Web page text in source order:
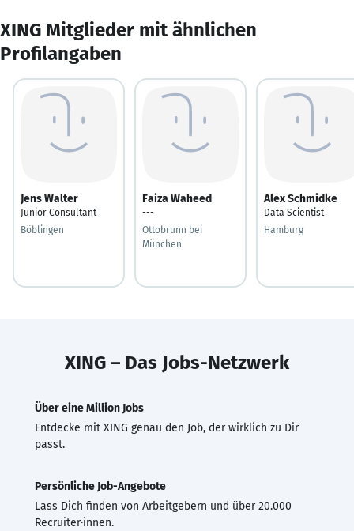
XING Mitglieder mit ähnlichen
Profilangaben
Jens Walter
Junior Consultant
Böblingen
Faiza Waheed
---
Ottobrunn bei
München
Alex Schmidke
Data Scientist
Hamburg
XING – Das Jobs-Netzwerk
Über eine Million Jobs
Entdecke mit XING genau den Job, der wirklich zu Dir
passt.
Persönliche Job-Angebote
Lass Dich finden von Arbeitgebern und über 20.000
Recruiter·innen.